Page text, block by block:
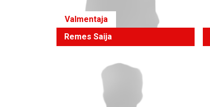
Valmentaja
Remes Saija